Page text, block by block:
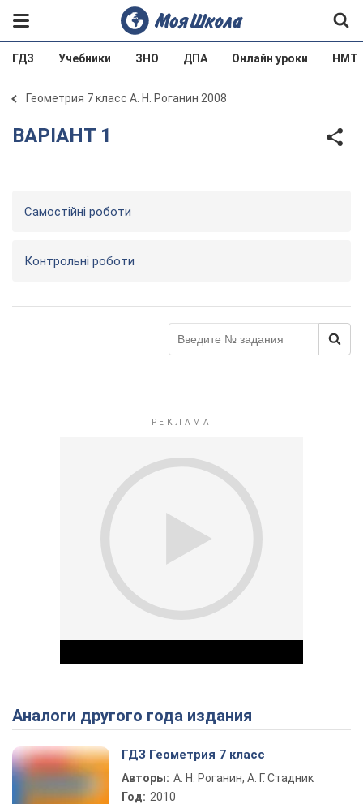
ГДЗ Учебники ЗНО ДПА Онлайн уроки НМТ
Геометрия 7 класс А. Н. Роганин 2008
ВАРІАНТ 1
Самостійні роботи
Контрольні роботи
Play Video
Аналоги другого года издания
ГДЗ Геометрия 7 класс
Авторы: А. Н. Роганин, А. Г. Стадник
Год: 2010